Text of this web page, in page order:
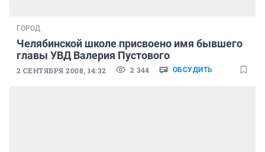
ГОРОД
Челябинской школе присвоено имя бывшего
главы УВД Валерия Пустового
2 СЕНТЯБРЯ 2008, 14:32 2 344 ОБСУДИТЬ